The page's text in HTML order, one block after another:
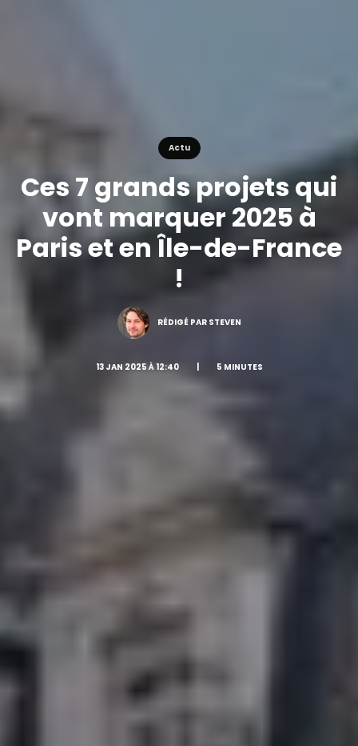
Actu
Ces 7 grands projets qui
vont marquer 2025 à
Paris et en Île-de-France
!
RÉDIGÉ PAR STEVEN
13 JAN 2025 À 12:40 | 5 MINUTES